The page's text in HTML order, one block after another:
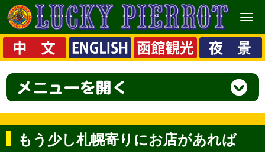
メ
ニ
ュ
ー
もう少し札幌寄りにお店があれば